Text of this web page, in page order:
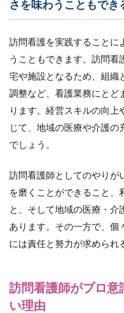
理
由
4
訪
問
看
護
師
に
求
ら
る
プ
ロ
識
の5
つ
の
要
素
さを味わうこともでき
訪問看護を実践することに
うこともできます。訪問看
宅や施設となるため、組織
調整など、看護業務にとど
ります。経営スキルの向上
じて、地域の医療や介護の
でしょう。
訪問看護師としてのやりが
を磨くことができること、
と、そして地域の医療・介
あります。その一方で、個
には責任と努力が求められ
訪問看護師がプロ
い理由